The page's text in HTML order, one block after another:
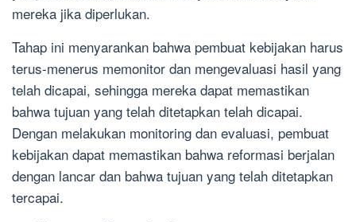
mereka jika diperlukan.
Tahap ini menyarankan bahwa pembuat kebijakan harus
terus-menerus memonitor dan mengevaluasi hasil yang
telah dicapai, sehingga mereka dapat memastikan
bahwa tujuan yang telah ditetapkan telah dicapai.
Dengan melakukan monitoring dan evaluasi, pembuat
kebijakan dapat memastikan bahwa reformasi berjalan
dengan lancar dan bahwa tujuan yang telah ditetapkan
tercapai.